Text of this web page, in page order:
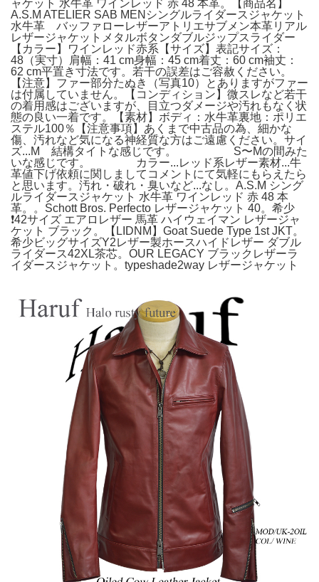
ャケット 水牛革 ワインレッド 赤 48 本革。【商品名】
A.S.M ATELIER SAB MENシングルライダースジャケット
水牛革 バッファローレザーアトリエサブメン本革リアル
レザージャケットメタルボタンダブルジップスライダー
【カラー】ワインレッド赤系【サイズ】表記サイズ：
48（実寸）肩幅：41 cm身幅：45 cm着丈：60 cm袖丈：
62 cm平置き寸法です。若干の誤差はご容赦ください。
【注意】ファー部分たぬき（写真10）とありますがファー
は付属していません。【コンディション】微スレなど若干
の着用感はございますが、目立つダメージや汚れもなく状
態の良い一着です。【素材】ボディ：水牛革裏地：ポリエ
ステル100％【注意事項】あくまで中古品の為、細かな
傷、汚れなど気になる神経質な方はご遠慮ください。サイ
ズ...M 結構タイトな感じです。 S〜Mの間みた
いな感じです。 カラー...レッド系レザー素材...牛
革値下げ依頼に関しましてコメントにて気軽にもらえたら
と思います。汚れ・破れ・臭いなど...なし。A.S.M シング
ルライダースジャケット 水牛革 ワインレッド 赤 48 本
革。。Schott Bros. Perfecto レザージャケット 40。希少
❗️42サイズ エアロレザー 馬革 ハイウェイマン レザージャ
ケット ブラック。【LIDNM】Goat Suede Type 1st JKT。
希少ビッグサイズY2レザー製ホースハイドレザー ダブル
ライダース42XL茶芯。OUR LEGACY ブラックレザーラ
イダースジャケット。typeshade2way レザージャケット